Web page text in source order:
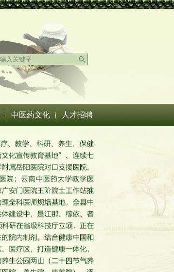
中医药文化 人才招聘